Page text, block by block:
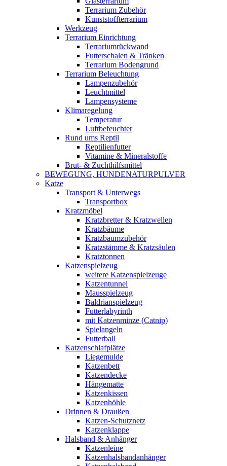
Terrarium Zubehör
Kunststoffterrarium
Werkzeug
Terrarium Einrichtung
Terrariumrückwand
Futterschalen & Tränken
Terrarium Bodengrund
Terrarium Beleuchtung
Lampenzubehör
Leuchtmittel
Lampensysteme
Klimaregelung
Temperatur
Luftbefeuchter
Rund ums Reptil
Reptilienfutter
Vitamine & Mineralstoffe
Brut- & Zuchthilfsmittel
BEWEGUNG, HUNDENATURPULVER
Katze
Transport & Unterwegs
Transportbox
Kratzmöbel
Kratzbretter & Kratzwellen
Kratzbäume
Kratzbaumzubehör
Kratzstämme & Kratzsäulen
Kratztonnen
Katzenspielzeug
weitere Katzenspielzeuge
Katzentunnel
Mausspielzeug
Baldrianspielzeug
Futterlabyrinth
mit Katzenminze (Catnip)
Spielangeln
Futterball
Katzenschlafplätze
Liegemulde
Katzenbett
Katzendecke
Hängematte
Katzenkissen
Katzenhöhle
Drinnen & Draußen
Katzen-Schutznetz
Katzenklappe
Halsband & Anhänger
Katzenleine
Katzenhalsbandanhänger